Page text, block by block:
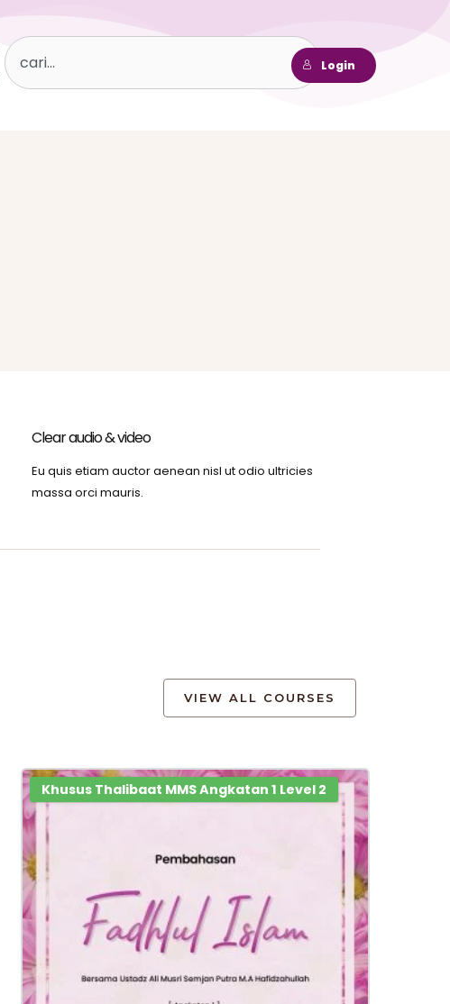
Search
Login
Clear audio & video
Eu quis etiam auctor aenean nisl ut odio ultricies
massa orci mauris.
VIEW ALL COURSES
Khusus Thalibaat MMS Angkatan 1 Level 2